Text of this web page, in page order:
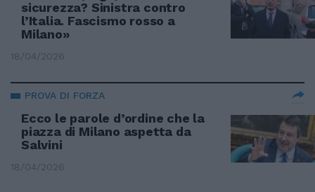
sicurezza? Sinistra contro
l’Italia. Fascismo rosso a
Milano»
18/04/2026
PROVA DI FORZA
Ecco le parole d’ordine che la
piazza di Milano aspetta da
Salvini
18/04/2026